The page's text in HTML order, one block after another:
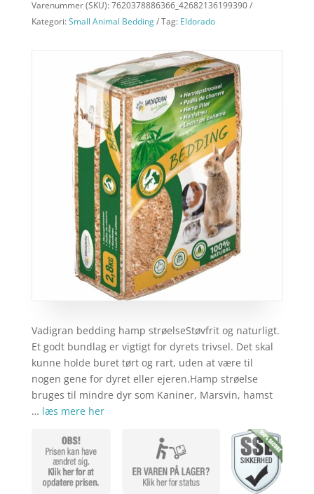
Varenummer (SKU):7620378886366_42682136199390
Kategori:Small Animal Bedding Tag: Eldorado
Vadigran bedding hamp strøelseStøvfrit og naturligt.
Et godt bundlag er vigtigt for dyrets trivsel. Det skal
kunne holde buret tørt og rart, uden at være til
nogen gene for dyret eller ejeren.Hamp strøelse
bruges til mindre dyr som Kaniner, Marsvin, hamst
… læs mere her